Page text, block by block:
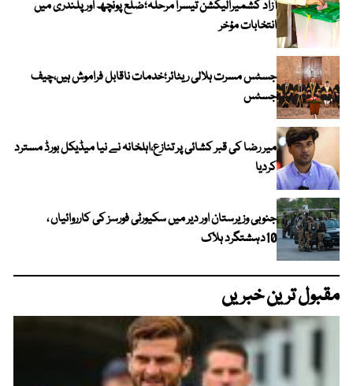
آزاد کشمیرالیکشن تیسرا مرحلہ؛ضلع پونچھ اور پلندری میں
انتخابات مؤخر
جسٹس مسرت ہلالی ریٹائر؛خدمات ناقابل فراموش ہیں،چیف
جسٹس
میر رضا کی قبر کشائی پر تنازع،اہلخانہ نے نیا میڈیکل بورڈ مسترد
کردیا
جنوبی وزیرستان اور دیر میں سکیورٹی فورسز کی کارروائیاں ،
10دہشتگرد ہلاک
مقبول ترین خبریں